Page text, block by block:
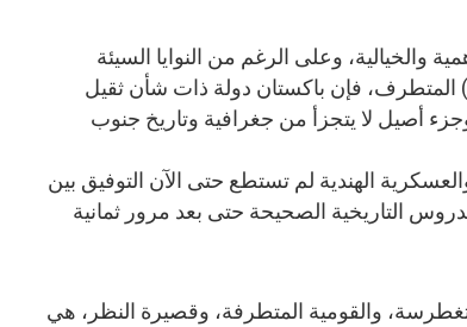
والخيالية، وعلى الرغم من النوايا السيئة
المتطرف، فإن باكستان دولة ذات شأن ثقيل
أصيل لا يتجزأ من جغرافية وتاريخ جنوب
الهندية لم تستطع حتى الآن التوفيق بين
التاريخية الصحيحة حتى بعد مرور ثمانية
والقومية المتطرفة، وقصيرة النظر، هي